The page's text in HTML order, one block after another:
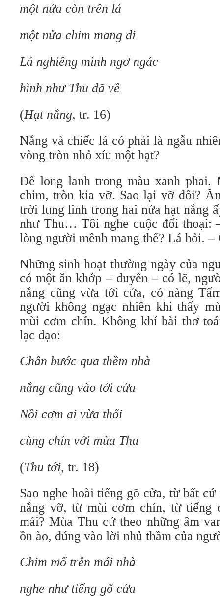
một nửa còn trên lá
một nửa chim mang đi
Lá nghiêng mình ngơ ngác
hình như Thu đã về
(Hạt nắng, tr. 16)
Nắng và chiếc lá có phải là ngẫu
vòng tròn nhỏ xíu một hạt?
Để long lanh trong màu xanh phai.
chim, tròn kia vỡ. Sao lại vỡ đôi?
trời lung linh trong hai nửa hạt nắng
như Thu… Tôi nghe cuộc đối thoại:
lòng người mênh mang thế? Lá hỏi.
Những sinh hoạt thường ngày của
có một ăn khớp – duyên – có lẽ,
nắng cũng vừa tới cửa, có nàng
người không ngạc nhiên khi thấy
mùi cơm chín. Không khí bài thơ
lạc đạo:
Chân bước qua thềm nhà
nắng cũng vào tới cửa
Nồi cơm ai vừa thổi
cùng chín với mùa Thu
(Thu tới, tr. 18)
Sao nghe hoài tiếng gõ cửa, từ bất
nắng vỡ, từ mùi cơm chín, từ tiếng
mái? Mùa Thu cứ theo những âm
ồn ào, đúng vào lời nhủ thầm của
Chim mổ trên mái nhà
nghe như tiếng gõ cửa